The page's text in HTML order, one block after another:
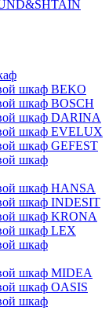
шкаф BEKO
шкаф BOSCH
шкаф DARINA
шкаф EVELUX
шкаф GEFEST
шкаф
шкаф HANSA
шкаф INDESIT
шкаф KRONA
шкаф LEX
шкаф
шкаф MIDEA
шкаф OASIS
шкаф